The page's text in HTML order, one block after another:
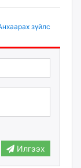
зүйлс
Илгээх